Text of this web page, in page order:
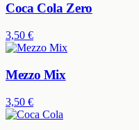
Coca Cola Zero
3,50 €
Mezzo Mix
3,50 €